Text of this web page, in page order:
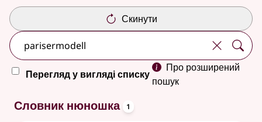
Скинути
Перегляд у вигляді списку
Про розширений
пошук
Один результат
Словник нюношка 1